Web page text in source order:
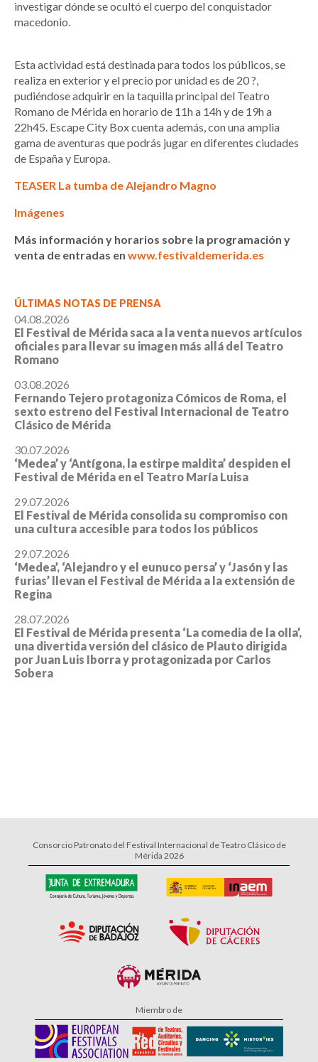
investigar dónde se ocultó el cuerpo del conquistador
macedonio.
Esta actividad está destinada para todos los públicos, se
realiza en exterior y el precio por unidad es de 20 ?,
pudiéndose adquirir en la taquilla principal del Teatro
Romano de Mérida en horario de 11h a 14h y de 19h a
22h45. Escape City Box cuenta además, con una amplia
gama de aventuras que podrás jugar en diferentes ciudades
de España y Europa.
TEASER La tumba de Alejandro Magno
Imágenes
Más información y horarios sobre la programación y
venta de entradas en www.festivaldemerida.es
ÚLTIMAS NOTAS DE PRENSA
04.08.2026
El Festival de Mérida saca a la venta nuevos artículos
oficiales para llevar su imagen más allá del Teatro
Romano
03.08.2026
Fernando Tejero protagoniza Cómicos de Roma, el
sexto estreno del Festival Internacional de Teatro
Clásico de Mérida
30.07.2026
‘Medea’ y ‘Antígona, la estirpe maldita’ despiden el
Festival de Mérida en el Teatro María Luisa
29.07.2026
El Festival de Mérida consolida su compromiso con
una cultura accesible para todos los públicos
29.07.2026
‘Medea’, ‘Alejandro y el eunuco persa’ y ‘Jasón y las
furias’ llevan el Festival de Mérida a la extensión de
Regina
28.07.2026
El Festival de Mérida presenta ‘La comedia de la olla’,
una divertida versión del clásico de Plauto dirigida
por Juan Luis Iborra y protagonizada por Carlos
Sobera
Consorcio Patronato del Festival Internacional de Teatro Clásico de
Mérida 2026
Miembro de